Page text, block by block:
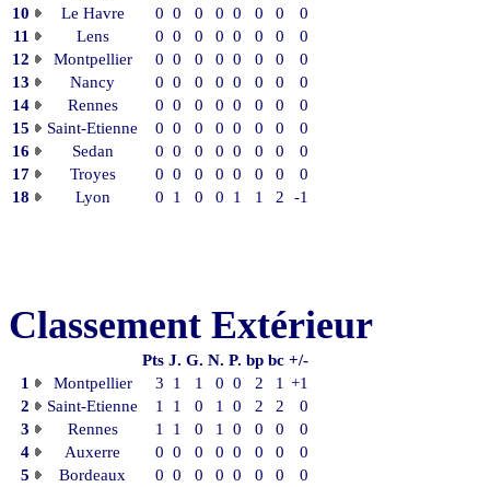
10
Le Havre 0 0 0 0 0 0 0
0
11
Lens 0 0 0 0 0 0 0
0
12
Montpellier 0 0 0 0 0 0 0
0
13
Nancy 0 0 0 0 0 0 0
0
14
Rennes 0 0 0 0 0 0 0
0
15
Saint-Etienne 0 0 0 0 0 0 0
0
16
Sedan 0 0 0 0 0 0 0
0
17
Troyes 0 0 0 0 0 0 0
0
18
Lyon 0 1 0 0 1 1 2 -1
Classement Extérieur
Pts J. G. N. P. bp bc +/-
1
Montpellier 3 1 1 0 0 2 1 +1
2
Saint-Etienne 1 1 0 1 0 2 2
0
3
Rennes 1 1 0 1 0 0 0
0
4
Auxerre 0 0 0 0 0 0 0
0
5
Bordeaux 0 0 0 0 0 0 0
0